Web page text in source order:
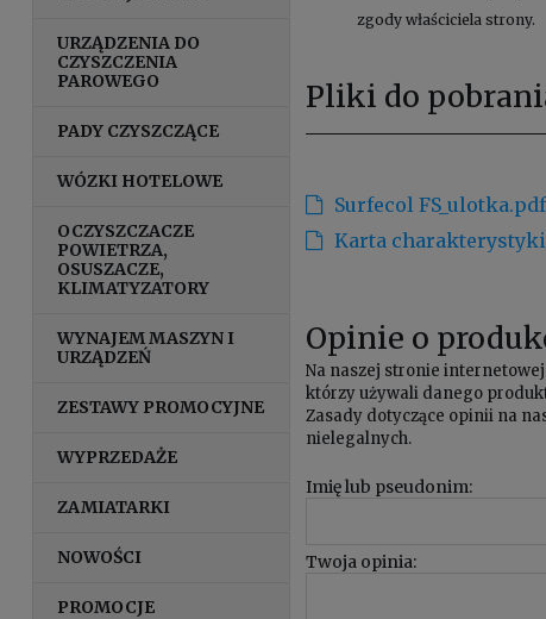
URZĄDZENIA DO
CZYSZCZENIA
PAROWEGO
PADY CZYSZCZĄCE
WÓZKI HOTELOWE
OCZYSZCZACZE
POWIETRZA,
OSUSZACZE,
KLIMATYZATORY
WYNAJEM MASZYN I
URZĄDZEŃ
ZESTAWY PROMOCYJNE
WYPRZEDAŻE
ZAMIATARKI
NOWOŚCI
PROMOCJE
zgody właściciela strony.
Pliki do
Surfecol FS_ulotka.pdf
Karta charakterystyki
Opinie o
Na naszej stronie
którzy używali danego
Zasady dotyczące opinii na
nielegalnych.
Imię lub pseudonim:
Twoja opinia: